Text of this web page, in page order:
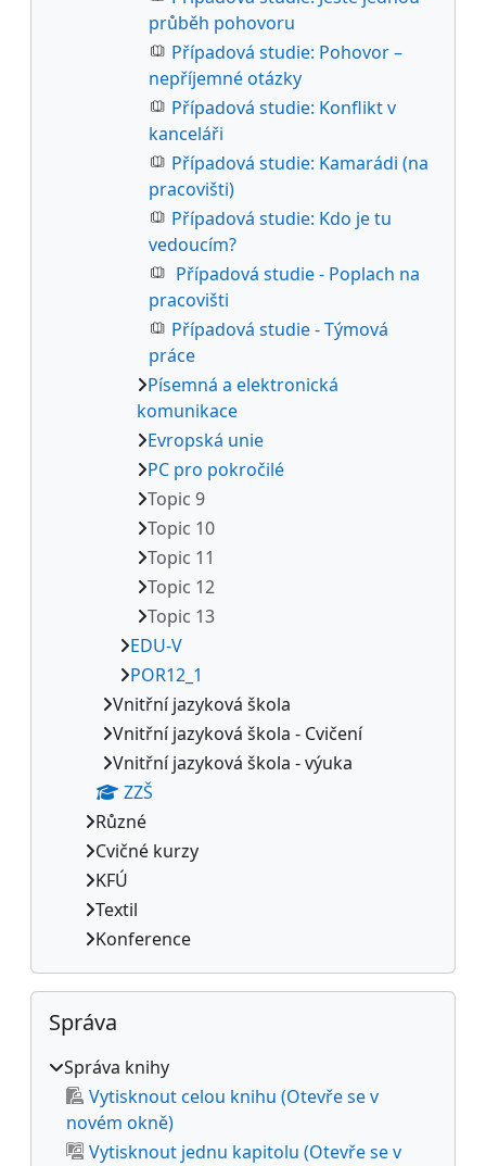
průběh pohovoru
Případová studie: Pohovor –
nepříjemné otázky
Případová studie: Konflikt v
kanceláři
Případová studie: Kamarádi (na
pracovišti)
Případová studie: Kdo je tu
vedoucím?
Případová studie - Poplach na
pracovišti
Případová studie - Týmová
práce
Písemná a elektronická
komunikace
Evropská unie
PC pro pokročilé
Topic 9
Topic 10
Topic 11
Topic 12
Topic 13
EDU-V
POR12_1
Vnitřní jazyková škola
Vnitřní jazyková škola - Cvičení
Vnitřní jazyková škola - výuka
ZZŠ
Různé
Cvičné kurzy
KFÚ
Textil
Konference
Přeskočit: Správa
Správa
Správa knihy
Vytisknout celou knihu (Otevře se v
novém okně)
Vytisknout jednu kapitolu (Otevře se v